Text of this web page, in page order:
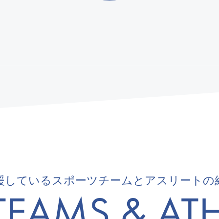
しているスポーツチームとアスリートの